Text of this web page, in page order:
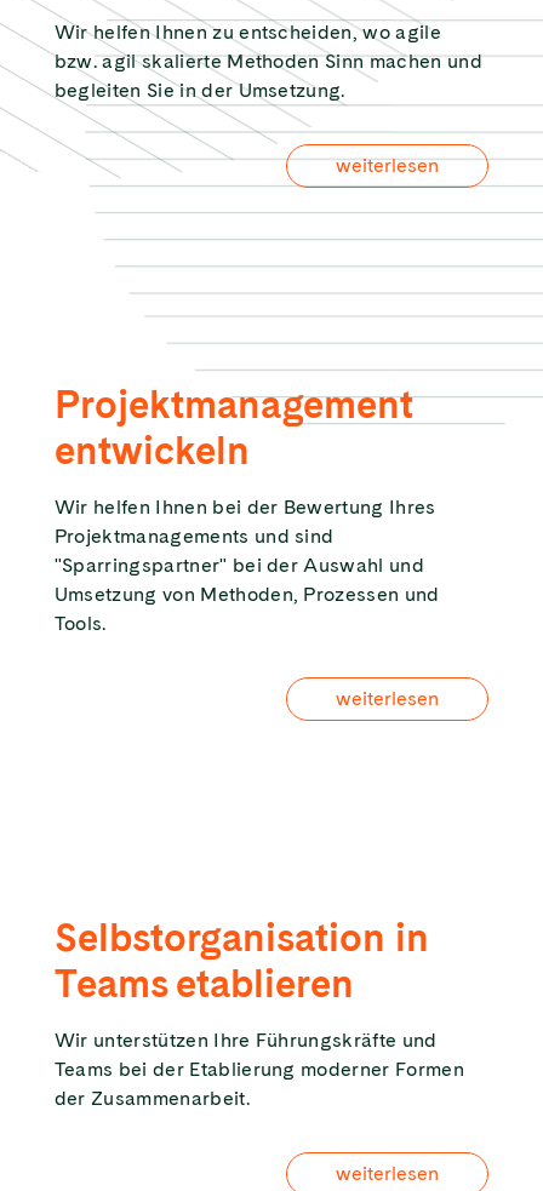
Wir helfen Ihnen zu entscheiden, wo agile
bzw. agil skalierte Methoden Sinn machen und
begleiten Sie in der Umsetzung.
weiterlesen
Projektmanagement
entwickeln
Wir helfen Ihnen bei der Bewertung Ihres
Projektmanagements und sind
"Sparringspartner" bei der Auswahl und
Umsetzung von Methoden, Prozessen und
Tools.
weiterlesen
Selbstorganisation in
Teams etablieren
Wir unterstützen Ihre Führungskräfte und
Teams bei der Etablierung moderner Formen
der Zusammenarbeit.
weiterlesen